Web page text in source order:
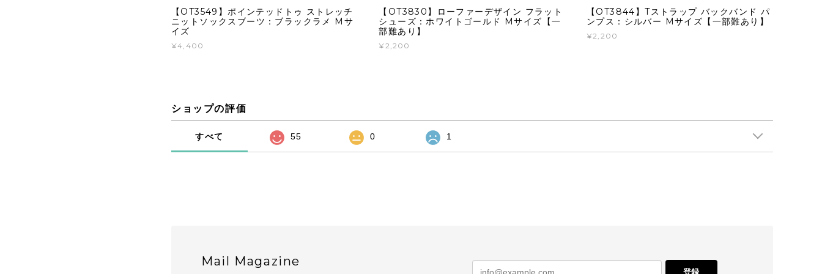
【OT3549】ポインテッドトゥ ストレッチ
ニットソックスブーツ：ブラックラメ Mサ
イズ
¥4,400
【OT3830】ローファーデザイン フラット
シューズ：ホワイトゴールド Mサイズ【一
部難あり】
¥2,200
【OT3844】Tストラップ バックバンド パ
ンプス：シルバー Mサイズ【一部難あり】
¥2,200
ショップの評価
すべて 55 0 1
Mail Magazine
登録